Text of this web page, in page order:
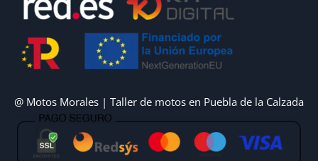
@ Motos Morales | Taller de motos en Puebla de la Calzada